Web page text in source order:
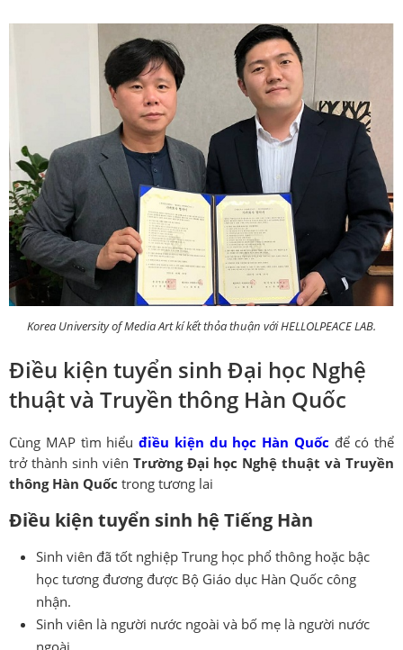
Korea University of Media Art kí kết thỏa thuận với HELLOLPEACE LAB.
Điều kiện tuyển sinh Đại học Nghệ
thuật và Truyền thông Hàn Quốc
Cùng MAP tìm hiểu điều kiện du học Hàn Quốc để có thể
trở thành sinh viên Trường Đại học Nghệ thuật và Truyền
thông Hàn Quốc trong tương lai
Điều kiện tuyển sinh hệ Tiếng Hàn
Sinh viên đã tốt nghiệp Trung học phổ thông hoặc bậc
học tương đương được Bộ Giáo dục Hàn Quốc công
nhận.
Sinh viên là người nước ngoài và bố mẹ là người nước